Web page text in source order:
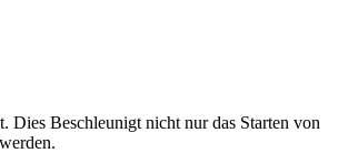
Dies Beschleunigt nicht nur das Starten von